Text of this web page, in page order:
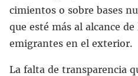
cimientos o sobre bases
que esté más al alcance
emigrantes en el exterior.
La falta de transparencia